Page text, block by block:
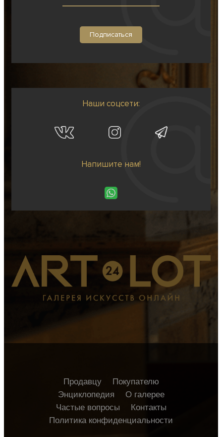
Наши соцсети:
Напишите нам!
Продавцу
Покупателю
Энциклопедия
О галерее
Частые вопросы
Контакты
Политика конфиденциальности